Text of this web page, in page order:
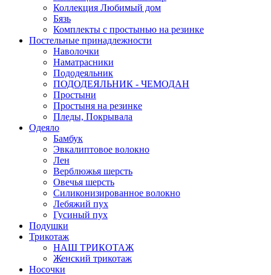
Коллекция Любимый дом
Бязь
Комплекты с простынью на резинке
Постельные принадлежности
Наволочки
Наматрасники
Пододеяльник
ПОДОДЕЯЛЬНИК - ЧЕМОДАН
Простыни
Простыня на резинке
Пледы, Покрывала
Одеяло
Бамбук
Эвкалиптовое волокно
Лен
Верблюжья шерсть
Овечья шерсть
Силиконизированное волокно
Лебяжий пух
Гусиный пух
Подушки
Трикотаж
НАШ ТРИКОТАЖ
Женский трикотаж
Носочки